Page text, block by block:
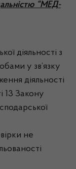
“МЕД-
діяльності з
у зв’язку
діяльності
13 Закону
не